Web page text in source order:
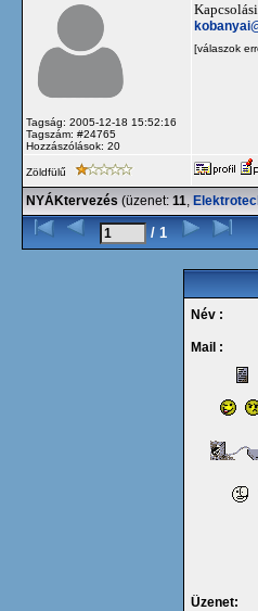
Tagság: 2005-12-18 15:52:16
Tagszám: #24765
Hozzászólások: 20
[válaszok
Zöldfülű
NYÁKtervezés (üzenet: 11,
/ 1
Név :
Mail :
Üzenet: